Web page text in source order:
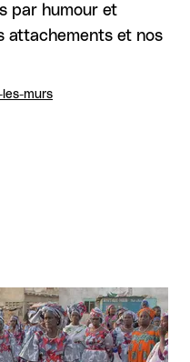
par humour et
attachements et nos
les-murs